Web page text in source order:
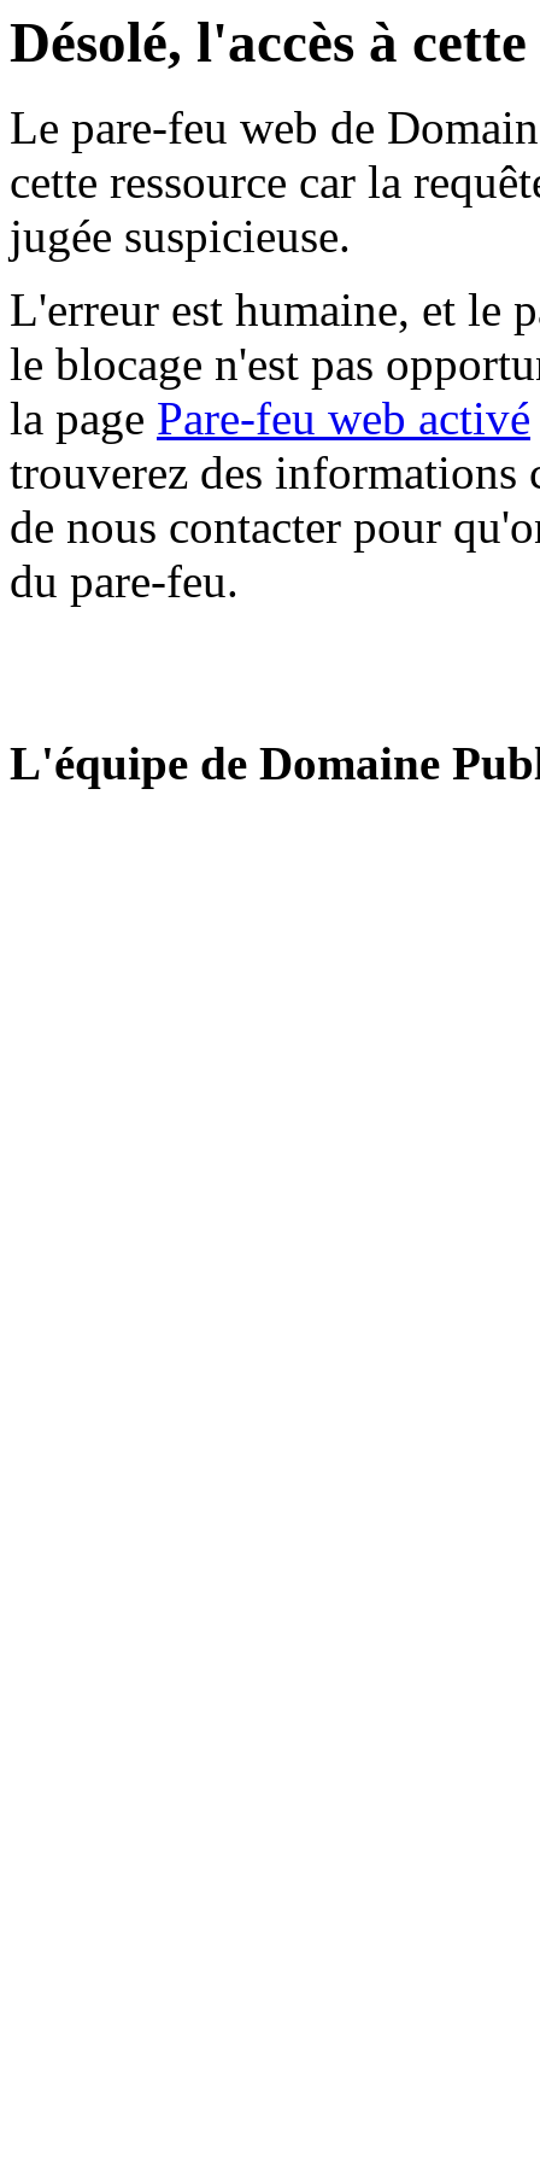
Désolé, l'accès à
Le pare-feu web de
cette ressource car la
jugée suspicieuse.
L'erreur est humaine, et le
le blocage n'est pas
la page Pare-feu web activé
trouverez des informations
de nous contacter pour
du pare-feu.
L'équipe de Domaine